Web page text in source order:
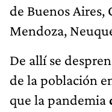
de Buenos Aires,
Mendoza,
De allí se
de la población
que la pandemia